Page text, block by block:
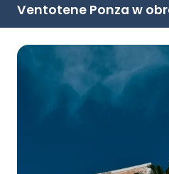
Ventotene Ponza w